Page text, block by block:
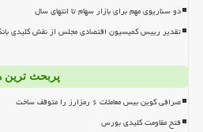
دو سناریوی مهم برای بازار سهام تا انتهای سال
تقدیر رییس کمیسیون اقتصادی مجلس از نقش کلیدی
پربحث ترین
صرافی کوین بیس معاملات ۶ رمزارز را متوقف ساخت
فتح مقاومت کلیدی بورس